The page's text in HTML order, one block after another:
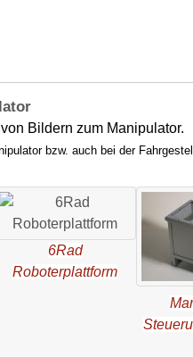
Bildern zum Manipulator.
bzw. auch bei der
6Rad
Roboterplattform